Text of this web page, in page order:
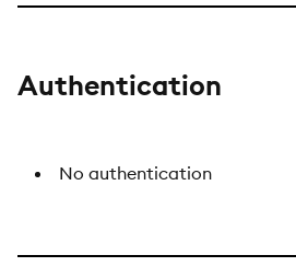
Authentication
No authentication